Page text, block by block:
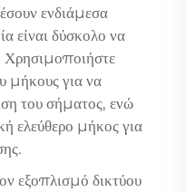
ενδιάμεσα
είναι δύσκολο να
Χρησιμοποιήστε
μήκους για να
του σήματος, ενώ
ελεύθερο μήκος για
εξοπλισμό δικτύου